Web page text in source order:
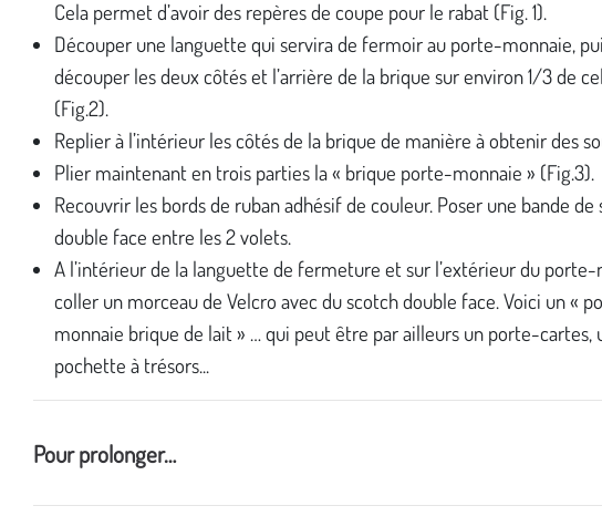
Cela permet d’avoir des repères de coupe pour le rabat (Fig. 1).
Découper une languette qui servira de fermoir au porte-monnaie,
découper les deux côtés et l’arrière de la brique sur environ 1/3 de
(Fig.2).
Replier à l’intérieur les côtés de la brique de manière à obtenir des
Plier maintenant en trois parties la « brique porte-monnaie » (Fig.3).
Recouvrir les bords de ruban adhésif de couleur. Poser une bande de
double face entre les 2 volets.
A l’intérieur de la languette de fermeture et sur l’extérieur du porte-
coller un morceau de Velcro avec du scotch double face. Voici un «
monnaie brique de lait » … qui peut être par ailleurs un porte-cartes,
pochette à trésors...
Pour prolonger…